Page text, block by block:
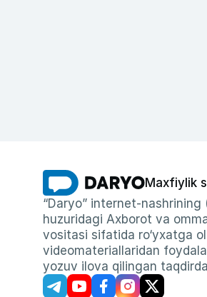
Maxfiylik
“Daryo” internet-
huzuridagi Axborot va
vositasi sifatida ro‘yxatga
videomateriallaridan
yozuv ilova qilingan taqdirda